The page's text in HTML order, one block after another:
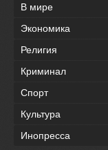
В мире
Экономика
Религия
Криминал
Спорт
Культура
Инопресса